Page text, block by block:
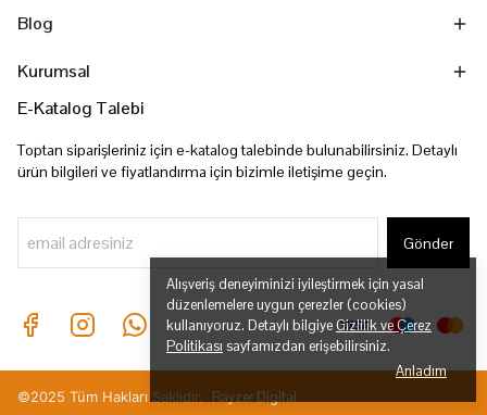
Alışveriş deneyiminizi iyileştirmek için yasal
düzenlemelere uygun çerezler (cookies)
kullanıyoruz. Detaylı bilgiye Gizlilik ve Çerez
Politikası sayfamızdan erişebilirsiniz.
Anladım
Blog
Kurumsal
E-Katalog Talebi
Toptan siparişleriniz için e-katalog talebinde bulunabilirsiniz. Detaylı
ürün bilgileri ve fiyatlandırma için bizimle iletişime geçin.
Gönder
©2025 Tüm Hakları Saklıdır. Rayzer Digital